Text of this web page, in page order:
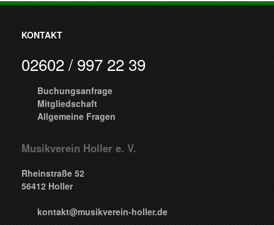
KONTAKT
02602 / 997 22 39
Buchungsanfrage
Mitgliedschaft
Allgemeine Fragen
Musikverein Holler e. V.
Rheinstraße 52
56412 Holler
kontakt@musikverein-holler.de